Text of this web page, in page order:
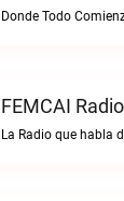
Donde Todo
FEMCAI
La Radio que habla